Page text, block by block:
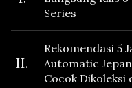
Series
II.
Rekomendasi 5
Automatic
Cocok Dikoleksi